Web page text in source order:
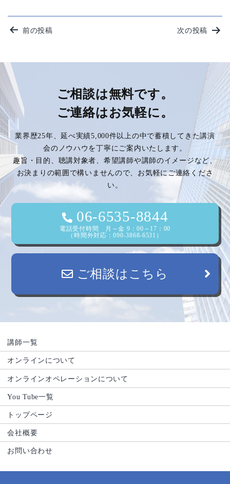
投
ナ
ビ
ゲ
ー
シ
ョ
ン
前の投稿 次の投稿
ご相談は無料です。
ご連絡はお気軽に。
業界歴25年、延べ実績5,000件以上の中で蓄積してきた講演
会のノウハウを丁寧にご案内いたします。
趣旨・目的、聴講対象者、希望講師や講師のイメージなど、
お決まりの範囲で構いませんので、お気軽にご連絡くださ
い。
06-6535-8844
電話受付時間 月～金 9：00～17：00
（時間外対応：090-3868-6531）
ご相談はこちら
講師一覧
オンラインについて
オンラインオペレーションについて
You Tube一覧
トップページ
会社概要
お問い合わせ